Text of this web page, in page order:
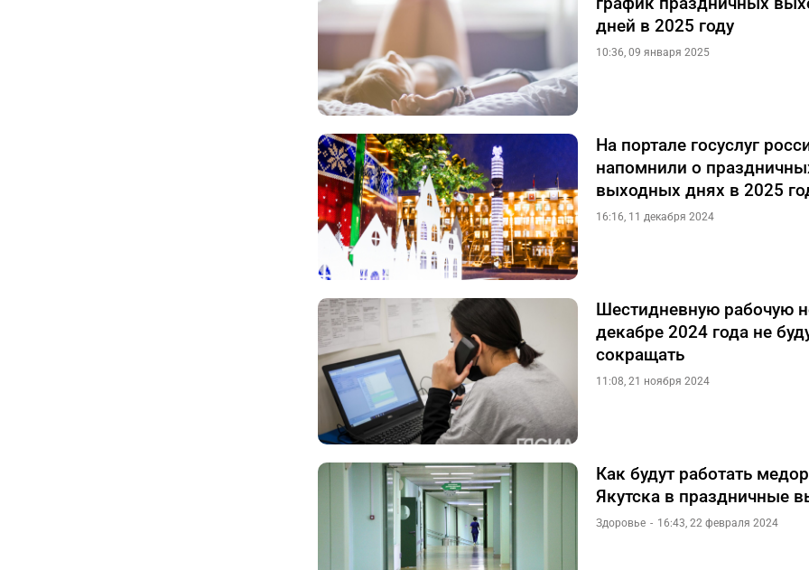
дней в 2025 году
10:36, 09 января 2025
На портале госуслуг
напомнили о
выходных днях в 2025
16:16, 11 декабря 2024
Шестидневную рабочую
декабре 2024 года не
сокращать
11:08, 21 ноября 2024
Как будут работать
Якутска в праздничные
Здоровье 16:43, 22 февраля 2024